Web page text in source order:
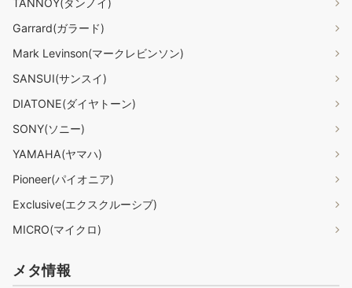
TANNOY(タンノイ)
Garrard(ガラード)
Mark Levinson(マークレビンソン)
SANSUI(サンスイ)
DIATONE(ダイヤトーン)
SONY(ソニー)
YAMAHA(ヤマハ)
Pioneer(パイオニア)
Exclusive(エクスクルーシブ)
MICRO(マイクロ)
メタ情報